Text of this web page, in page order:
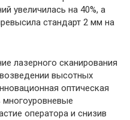
увеличилась на 40%, а
стандарт 2 мм на
лазерного сканирования
высотных
оптическая
многоуровневые
оператора и снизив